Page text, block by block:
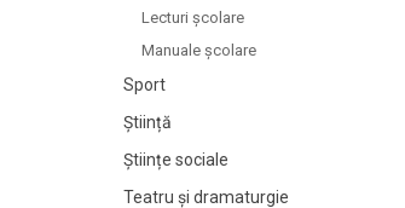
Lecturi şcolare
Manuale şcolare
Sport
Știință
Științe sociale
Teatru și dramaturgie